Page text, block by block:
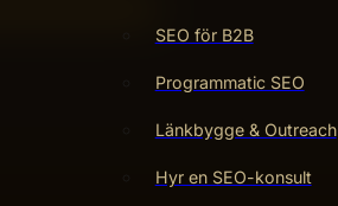
SEO för B2B
Programmatic SEO
Länkbygge & Outreach
Hyr en SEO-konsult